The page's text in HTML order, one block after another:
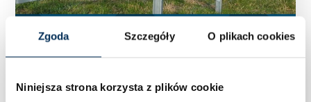
Zgoda Szczegóły O plikach cookies
Niniejsza strona korzysta z plików cookie